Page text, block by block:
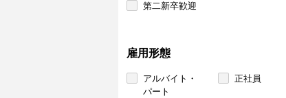
第二新卒歓迎
雇用形態
アルバイト・
パート
正社員